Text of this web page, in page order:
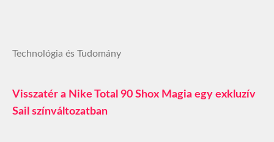
Technológia és Tudomány
Visszatér a Nike Total 90 Shox Magia egy exkluzív
Sail színváltozatban